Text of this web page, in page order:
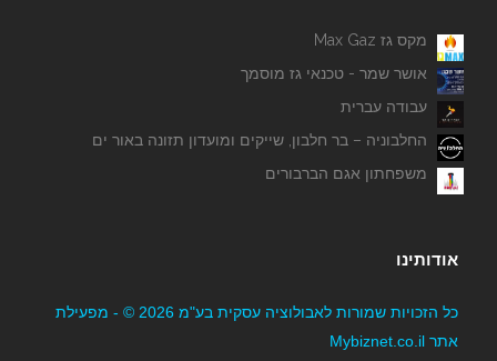
מקס גז Max Gaz
אושר שמר - טכנאי גז מוסמך
עבודה עברית
החלבוניה – בר חלבון, שייקים ומועדון תזונה באור ים
משפחתון אגם הברבורים
אודותינו
כל הזכויות שמורות לאבולוציה עסקית בע"מ 2026 © - מפעילת
אתר Mybiznet.co.il